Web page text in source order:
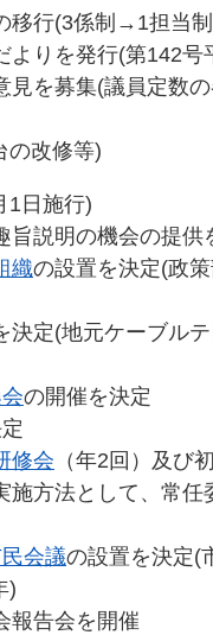
移行(3係制→1担当
りを発行(第142号
を募集(議員定数
の改修等)
1日施行)
旨説明の機会の提供
織の設置を決定(政
定(地元ケーブル
の開催を決定
修会 （年2回）及び
方法として、常
会議の設置を決定(
)
報告会を開催